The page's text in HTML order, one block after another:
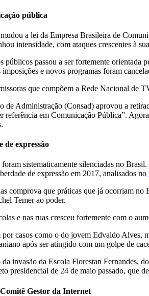
pública
a lei da Empresa Brasileira de
intensidade, com ataques crescentes à
públicos passou a ser fortemente orientada
e novos programas foram
que compõem a Rede Nacional
Administração (Consad) aprovou a
referência em Comunicação Pública”.
de expressão
sistematicamente silenciadas no
de expressão em 2017, analisados no
comprova que práticas que já ocorriam
Temer ao poder.
e nas ruas cresceu fortemente com o
casos como o do jovem Edvaldo Alves,
após ser atingido com um golpe de
invasão da Escola Florestan Fernandes,
presidencial de 24 de maio passado, que
Comitê Gestor da Internet